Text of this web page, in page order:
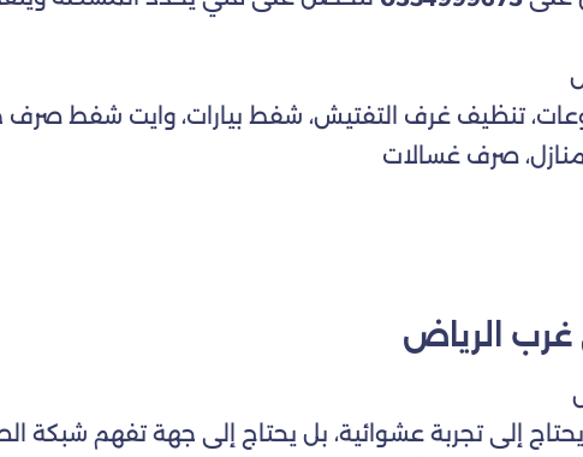
تنظيف غرف التفتيش، شفط بيارات، وايت شفط
صرف غسالات
الرياض
يحتاج إلى تجربة عشوائية، بل يحتاج إلى جهة تفهم